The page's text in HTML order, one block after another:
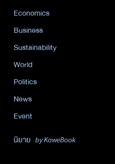
Economics
Business
Sustainability
World
Politics
News
Event
นิยาย by KaweBook